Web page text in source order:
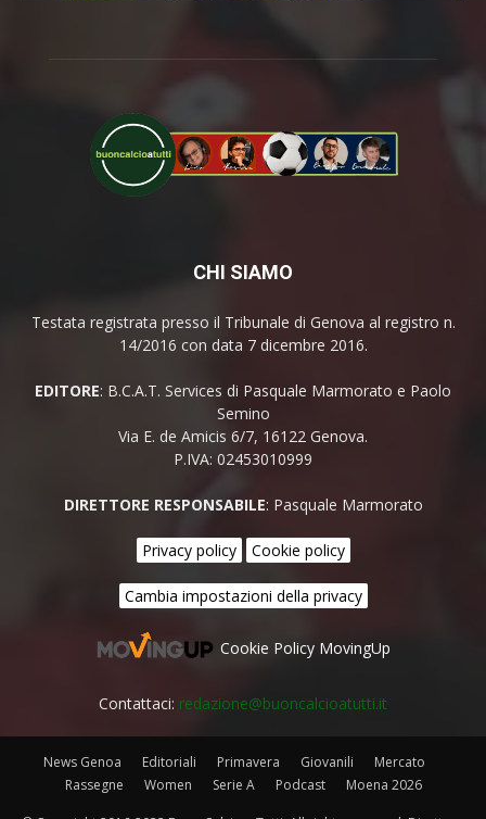
CHI SIAMO
Testata registrata presso il Tribunale di Genova al registro n.
14/2016 con data 7 dicembre 2016.
EDITORE: B.C.A.T. Services di Pasquale Marmorato e Paolo
Semino
Via E. de Amicis 6/7, 16122 Genova.
P.IVA: 02453010999
DIRETTORE RESPONSABILE: Pasquale Marmorato
Privacy policy Cookie policy
Cambia impostazioni della privacy
Cookie Policy MovingUp
Contattaci: redazione@buoncalcioatutti.it
News Genoa Editoriali Primavera Giovanili
Mercato
Rassegne
Women Serie A Podcast Moena 2026